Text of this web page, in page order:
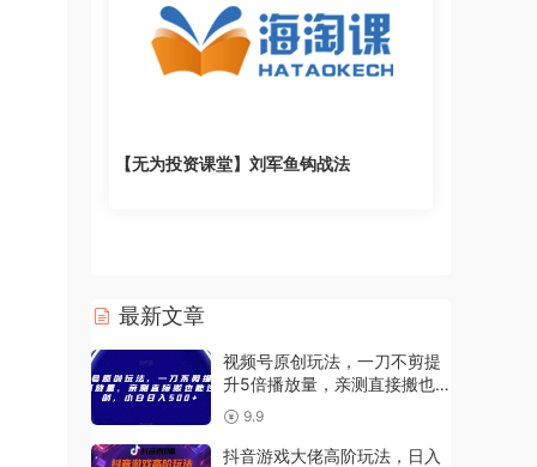
【无为投资课堂】刘军鱼钩战法
最新文章
视频号原创玩法，一刀不剪提
升5倍播放量，亲测直接搬也
能过原创，小白日入500+【揭
秘】
9.9
抖音游戏大佬高阶玩法，日入